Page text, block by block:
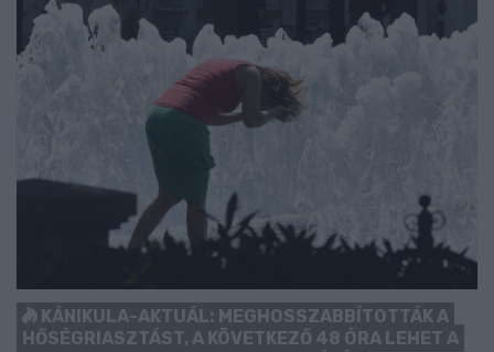
KÁNIKULA-AKTUÁL: MEGHOSSZABBÍTOTTÁK A
HŐSÉGRIASZTÁST, A KÖVETKEZŐ 48 ÓRA LEHET A